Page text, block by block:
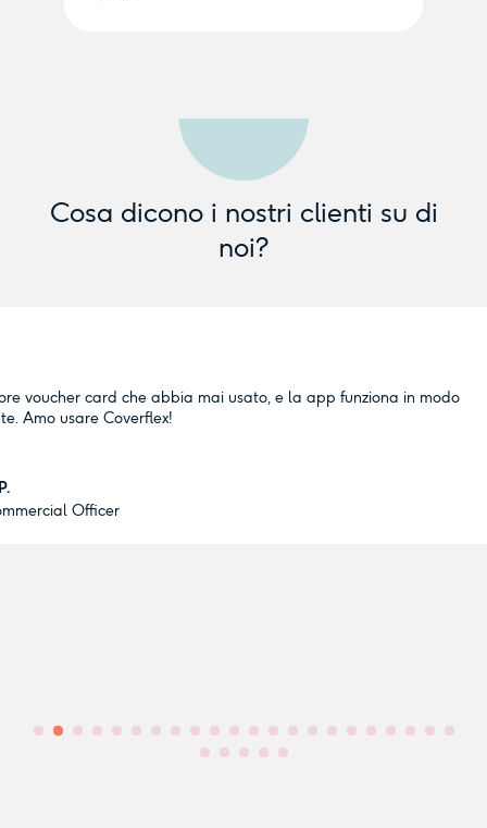
Cosa dicono i nostri clienti su di
noi?
voucher card che abbia mai usato, e la app funziona in modo
Amo usare Coverflex!
Officer